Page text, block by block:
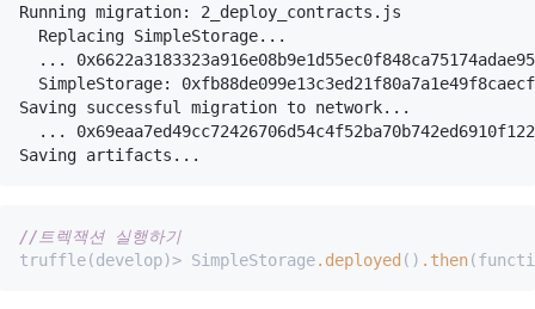
Running migration: 2_deploy_contracts.js
  Replacing SimpleStorage...
...
SimpleStorage:
Saving successful migration to network...
...
//트렉잭션 실행하기
truffle(develop)> SimpleStorage.deployed () .then